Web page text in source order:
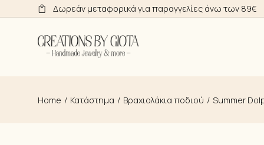
to
content
Δωρεάν μεταφορικά για παραγγελίες άνω των 89€
Home Κατάστημα Βραχιολάκια ποδιού Summer